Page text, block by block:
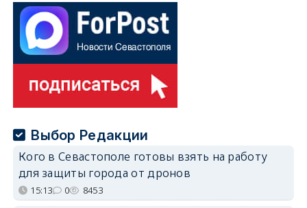
Выбор Редакции
Кого в Севастополе готовы взять на работу
для защиты города от дронов
15:13 0 8453